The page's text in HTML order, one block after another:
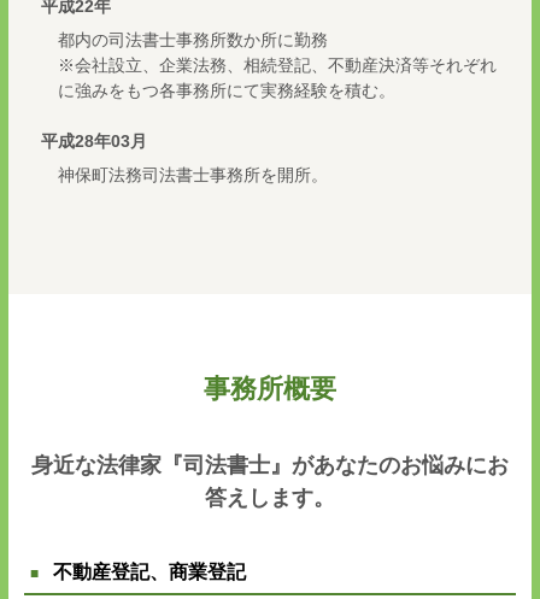
平成22年
都内の司法書士事務所数か所に勤務
※会社設立、企業法務、相続登記、不動産決済等それぞれ
に強みをもつ各事務所にて実務経験を積む。
平成28年03月
神保町法務司法書士事務所を開所。
事務所概要
身近な法律家『司法書士』があなたのお悩みにお
答えします。
不動産登記、商業登記